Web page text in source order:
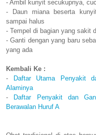
- Ambil kunyit secukupnya,
- Daun miana beserta
sampai halus
- Tempel di bagian yang sakit
- Ganti dengan yang baru
yang ada
Kembali Ke :
-
Daftar Utama Penyakit
Alaminya
-
Daftar Penyakit dan
Berawalan Huruf A